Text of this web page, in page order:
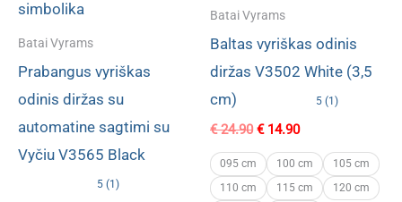
Batai Vyrams
Prabangus vyriškas
odinis diržas su
automatine sagtimi su
Vyčiu V3565 Black
5 (1)
Batai Vyrams
Baltas vyriškas odinis
diržas V3502 White (3,5
cm)
5 (1)
€24.90 Original
was:
€ 24.90.
€14.90Current
is:
€ 14.90.
095 cm 100 cm
105 cm
110 cm
115 cm
120 cm